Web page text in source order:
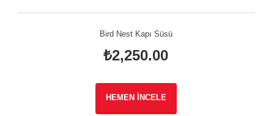
Bird Nest Kapı Süsü
₺2,250.00
HEMEN İNCELE